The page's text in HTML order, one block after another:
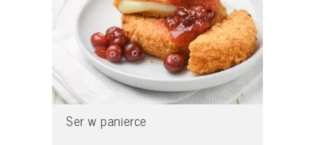
Ser w panierce